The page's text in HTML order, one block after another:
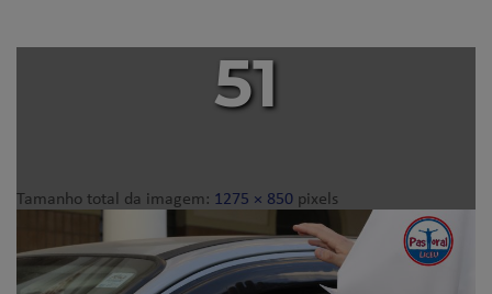
51
Tamanho total da imagem: 1275 × 850 pixels